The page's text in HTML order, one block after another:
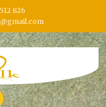
826